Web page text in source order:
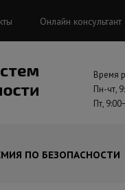
Онлайн консультант
Время
Пн-чт,
Пт,
ПО БЕЗОПАСНОСТИ